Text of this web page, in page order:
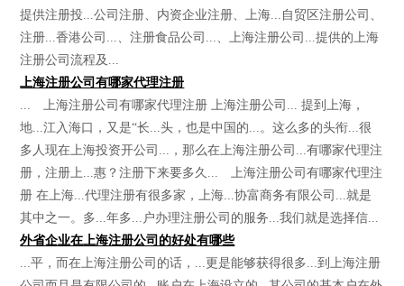
提供注册投...公司注册、内资企业注册、上海...自贸区注册公司、
注册...香港公司...、注册食品公司...、上海注册公司...提供的上海
注册公司流程及...
上海注册公司有哪家代理注册
... 上海注册公司有哪家代理注册 上海注册公司... 提到上海，
地...江入海口，又是“长...头，也是中国的...。这么多的头衔...很
多人现在上海投资开公司...，那么在上海注册公司...有哪家代理注
册，注册上...惠？注册下来要多久... 上海注册公司有哪家代理注
册 在上海...代理注册有很多家，上海...协富商务有限公司...就是
其中之一。多...年多...户办理注册公司的服务...我们就是选择信...
外省企业在上海注册公司的好处有哪些
...平，而在上海注册公司的话，...更是能够获得很多...到上海注册